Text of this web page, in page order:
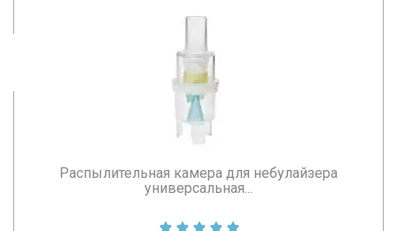
Распылительная камера для небулайзера
универсальная...